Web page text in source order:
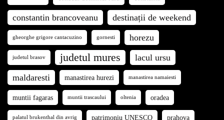
constantin brancoveanu destinații de weekend
gheorghe grigore cantacuzino gornesti horezu
judetul brasov judetul mures
lacul ursu
maldaresti
manastirea hurezi manastirea namaiesti
muntii fagaras muntii trascaului oltenia oradea
palatul brukenthal din avrig patrimoniu UNESCO prahova